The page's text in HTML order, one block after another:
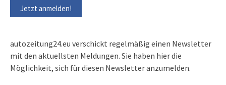
autozeitung24.eu verschickt regelmäßig einen Newsletter
mit den aktuellsten Meldungen. Sie haben hier die
Möglichkeit, sich für diesen Newsletter anzumelden.